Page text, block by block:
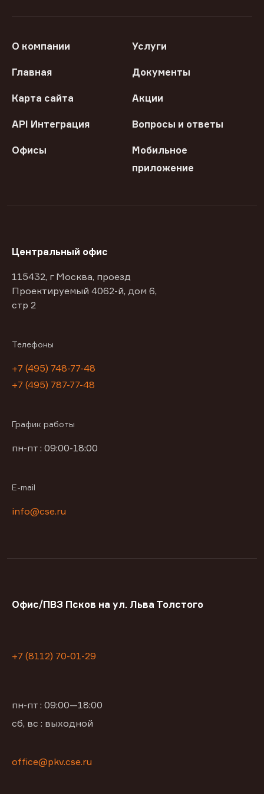
О компании Услуги
Главная Документы
Карта сайта Акции
API Интеграция Вопросы и ответы
Офисы
Мобильное
приложение
Центральный офис
115432, г Москва, проезд
Проектируемый 4062-й, дом 6,
стр 2
Телефоны
+7 (495) 748-77-48
+7 (495) 787-77-48
График работы
пн-пт : 09:00-18:00
E-mail
info@cse.ru
Офис/ПВЗ Псков на ул. Льва Толстого
+7 (8112) 70-01-29
пн-пт : 09:00—18:00
сб, вс : выходной
office@pkv.cse.ru